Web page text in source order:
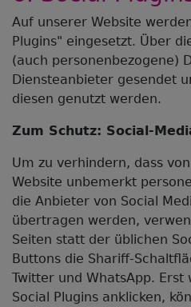
Auf unserer Website
Plugins" eingesetzt. Über
(auch personenbezogene)
Diensteanbieter gesendet
diesen genutzt werden.
Zum Schutz: Social-
Um zu verhindern, dass
Website unbemerkt
die Anbieter von Social
übertragen werden,
Seiten statt der üblichen
Buttons die Shariff-
Twitter und WhatsApp. Erst
Social Plugins anklicken,